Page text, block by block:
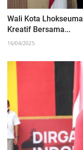
Wali Kota
Kreatif Bersama...
16/04/2025